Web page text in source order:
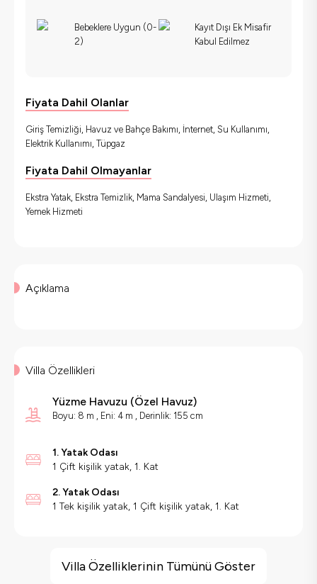
Bebeklere Uygun (0-
2)
Kayıt Dışı Ek Misafir
Kabul Edilmez
Fiyata Dahil Olanlar
Giriş Temizliği, Havuz ve Bahçe Bakımı, İnternet, Su Kullanımı,
Elektrik Kullanımı, Tüpgaz
Fiyata Dahil Olmayanlar
Ekstra Yatak, Ekstra Temizlik, Mama Sandalyesi, Ulaşım Hizmeti,
Yemek Hizmeti
Açıklama
Villa Özellikleri
Yüzme Havuzu (Özel Havuz)
Boyu: 8 m , Eni: 4 m , Derinlik: 155 cm
1. Yatak Odası
1 Çift kişilik yatak, 1. Kat
2. Yatak Odası
1 Tek kişilik yatak, 1 Çift kişilik yatak, 1. Kat
Villa Özelliklerinin Tümünü Göster